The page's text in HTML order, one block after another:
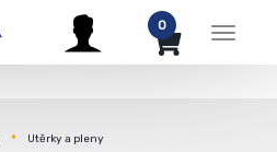
Menu
0
Utěrky a pleny